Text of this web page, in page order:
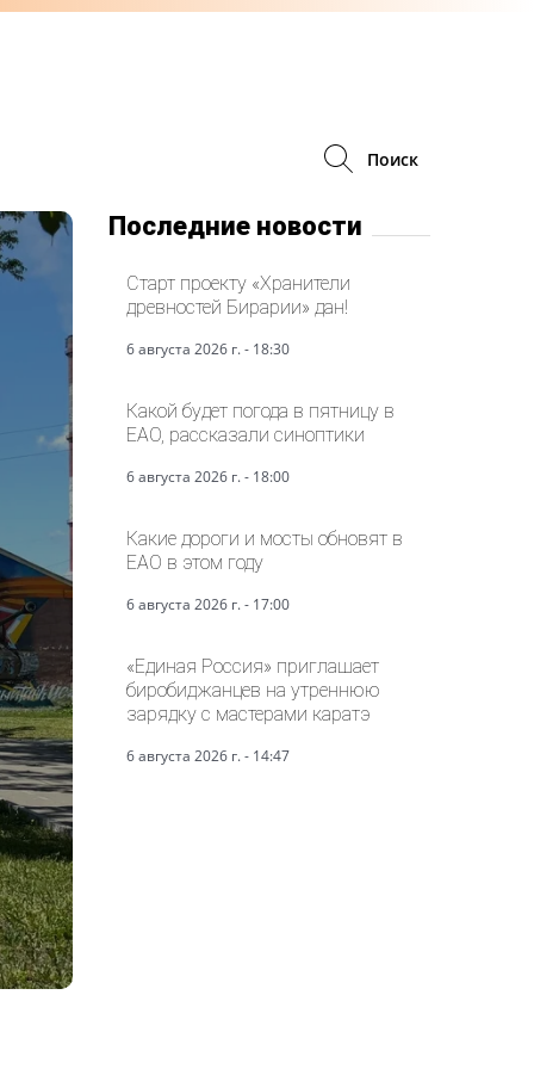
Поиск
Последние новости
Старт проекту «Хранители
древностей Бирарии» дан!
6 августа 2026 г. - 18:30
Какой будет погода в пятницу в
ЕАО, рассказали синоптики
6 августа 2026 г. - 18:00
Какие дороги и мосты обновят в
ЕАО в этом году
6 августа 2026 г. - 17:00
«Единая Россия» приглашает
биробиджанцев на утреннюю
зарядку с мастерами каратэ
6 августа 2026 г. - 14:47